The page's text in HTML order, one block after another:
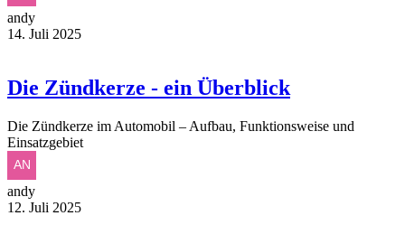
andy
14. Juli 2025
Die Zündkerze - ein Überblick
Die Zündkerze im Automobil – Aufbau, Funktionsweise und
Einsatzgebiet
andy
12. Juli 2025